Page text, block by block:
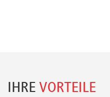
IHRE VORTEILE